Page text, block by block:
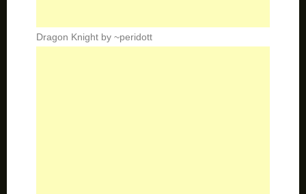
Dragon Knight by ~peridott